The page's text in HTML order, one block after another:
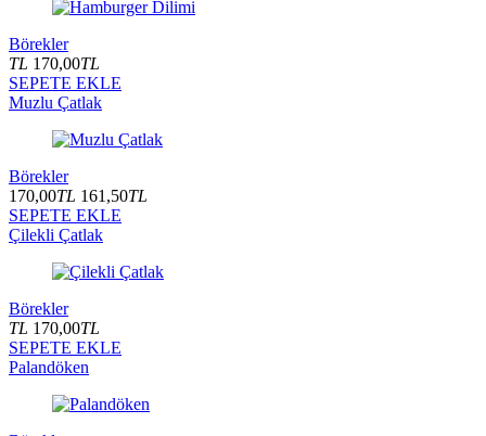
Börekler
TL 170,00TL
SEPETE EKLE
Muzlu Çatlak
Börekler
170,00TL 161,50TL
SEPETE EKLE
Çilekli Çatlak
Börekler
TL 170,00TL
SEPETE EKLE
Palandöken